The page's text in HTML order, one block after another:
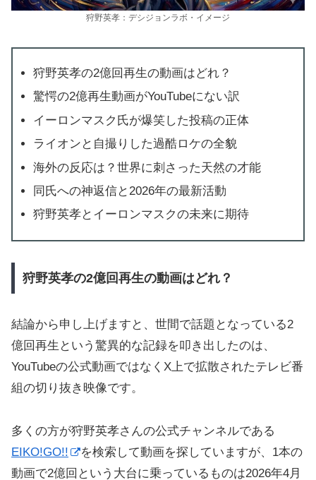
狩野英孝：デシジョンラボ・イメージ
狩野英孝の2億回再生の動画はどれ？
驚愕の2億再生動画がYouTubeにない訳
イーロンマスク氏が爆笑した投稿の正体
ライオンと自撮りした過酷ロケの全貌
海外の反応は？世界に刺さった天然の才能
同氏への神返信と2026年の最新活動
狩野英孝とイーロンマスクの未来に期待
狩野英孝の2億回再生の動画はどれ？
結論から申し上げますと、世間で話題となっている2
億回再生という驚異的な記録を叩き出したのは、
YouTubeの公式動画ではなくX上で拡散されたテレビ番
組の切り抜き映像です。
多くの方が狩野英孝さんの公式チャンネルである
EIKO!GO!!
を検索して動画を探していますが、1本の
動画で2億回という大台に乗っているものは2026年4月